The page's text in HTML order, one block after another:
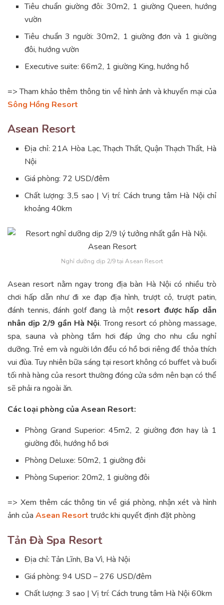
Tiêu chuẩn giường đôi: 30m2, 1 giường Queen, hướng
vườn
Tiêu chuẩn 3 người: 30m2, 1 giường đơn và 1 giường
đôi, hướng vườn
Executive suite: 66m2, 1 giường King, hướng hồ
=> Tham khảo thêm thông tin về hình ảnh và khuyến mại của
Sông Hồng Resort
Asean Resort
Địa chỉ: 21A Hòa Lạc, Thạch Thất, Quận Thạch Thất, Hà
Nội
Giá phòng: 72 USD/đêm
Chất lượng: 3,5 sao | Vị trí: Cách trung tâm Hà Nội chỉ
khoảng 40km
Nghỉ dưỡng dịp 2/9 tại Asean Resort
Asean resort nằm ngay trong địa bàn Hà Nội có nhiều trò
chơi hấp dẫn như đi xe đạp địa hình, trượt cỏ, trượt patin,
đánh tennis, đánh golf đang là một resort được hấp dẫn
nhân dịp 2/9 gần Hà Nội. Trong resort có phòng massage,
spa, sauna và phòng tắm hơi đáp ứng cho nhu cầu nghỉ
dưỡng. Trẻ em và người lớn đều có hồ bơi riêng để thỏa thích
vui đùa. Tuy nhiên bữa sáng tại resort không có buffet và buổi
tối nhà hàng của resort thường đóng cửa sớm nên bạn có thể
sẽ phải ra ngoài ăn.
Các loại phòng của Asean Resort:
Phòng Grand Superior: 45m2, 2 giường đơn hay là 1
giường đôi, hướng hồ bơi
Phòng Deluxe: 50m2, 1 giường đôi
Phòng Superior: 20m2, 1 giường đôi
=> Xem thêm các thông tin về giá phòng, nhận xét và hình
ảnh của Asean Resort trước khi quyết định đặt phòng
Tản Đà Spa Resort
Địa chỉ: Tản Lĩnh, Ba Vì, Hà Nội
Giá phòng: 94 USD – 276 USD/đêm
Chất lượng: 3 sao | Vị trí: Cách trung tâm Hà Nội 60km